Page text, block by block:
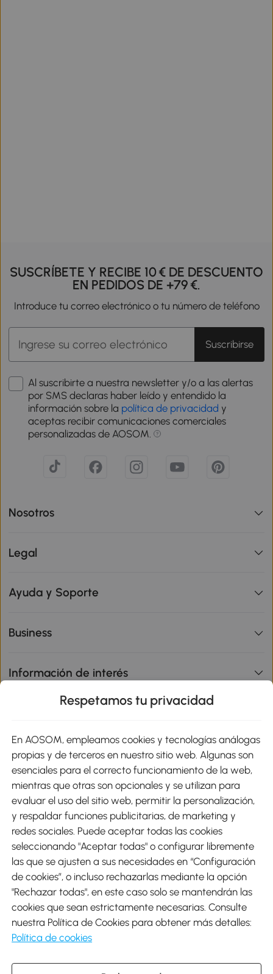
SUSCRÍBETE Y RECIBE 10 € DE DESCUENTO
EN PEDIDOS DE +79 €.
Introduce tu correo electrónico o tu número de teléfono
Suscribirse
Al suscribirte a nuestra newsletter y/o a las alertas
por SMS declaras haber leído y entendido la
información sobre la política de privacidad y
aceptas recibir comunicaciones comerciales
personalizadas de AOSOM.
Nosotros
Legal
Ayuda y Soporte
Business
Información de interés
Métodos de Pago
Envíos
Descargar Aosom App
Google Play
Respetamos tu privacidad
En AOSOM, empleamos cookies y tecnologías análogas
propias y de terceros en nuestro sitio web. Algunas son
esenciales para el correcto funcionamiento de la web,
mientras que otras son opcionales y se utilizan para
evaluar el uso del sitio web, permitir la personalización,
y respaldar funciones publicitarias, de marketing y
redes sociales. Puede aceptar todas las cookies
seleccionando "Aceptar todas" o configurar libremente
las que se ajusten a sus necesidades en “Configuración
de cookies”, o incluso rechazarlas mediante la opción
"Rechazar todas", en este caso solo se mantendrán las
cookies que sean estrictamente necesarias. Consulte
nuestra Política de Cookies para obtener más detalles:
Política de cookies